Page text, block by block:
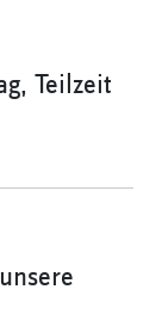
Teilzeit